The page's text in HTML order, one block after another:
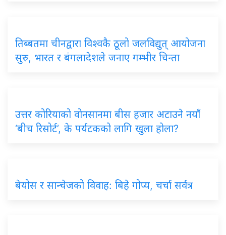
तिब्बतमा चीनद्वारा विश्वकै ठूलो जलविद्युत् आयोजना
सुरु, भारत र बंगलादेशले जनाए गम्भीर चिन्ता
उत्तर कोरियाको वोनसानमा बीस हजार अटाउने नयाँ
‘बीच रिसोर्ट’, के पर्यटकको लागि खुला होला?
बेयोस र सान्चेजको विवाह: बिहे गोप्य, चर्चा सर्वत्र